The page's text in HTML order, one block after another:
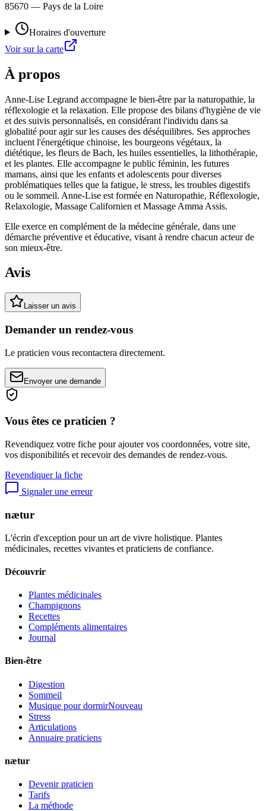
85670 — Pays de la Loire
Horaires d'ouverture
Voir sur la carte
À propos
Anne-Lise Legrand accompagne le bien-être par la naturopathie, la
réflexologie et la relaxation. Elle propose des bilans d'hygiène de vie
et des suivis personnalisés, en considérant l'individu dans sa
globalité pour agir sur les causes des déséquilibres. Ses approches
incluent l'énergétique chinoise, les bourgeons végétaux, la
diététique, les fleurs de Bach, les huiles essentielles, la lithothérapie,
et les plantes. Elle accompagne le public féminin, les futures
mamans, ainsi que les enfants et adolescents pour diverses
problématiques telles que la fatigue, le stress, les troubles digestifs
ou le sommeil. Anne-Lise est formée en Naturopathie, Réflexologie,
Relaxologie, Massage Californien et Massage Amma Assis.
Elle exerce en complément de la médecine générale, dans une
démarche préventive et éducative, visant à rendre chacun acteur de
son mieux-être.
Avis
Laisser un avis
Demander un rendez-vous
Le praticien vous recontactera directement.
Envoyer une demande
Vous êtes ce praticien ?
Revendiquez votre fiche pour ajouter vos coordonnées, votre site,
vos disponibilités et recevoir des demandes de rendez-vous.
Revendiquer la fiche
Signaler une erreur
nætur
L'écrin d'exception pour un art de vivre holistique. Plantes
médicinales, recettes vivantes et praticiens de confiance.
Découvrir
Plantes médicinales
Champignons
Recettes
Compléments alimentaires
Journal
Bien-être
Digestion
Sommeil
Musique pour dormirNouveau
Stress
Articulations
Annuaire praticiens
nætur
Devenir praticien
Tarifs
La méthode